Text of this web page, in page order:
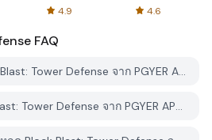
4.9
AFTVnews
4.6
FAQ
ฉันจะดาวน์โหลด Block Blast: Tower Defense จาก PGYER APK HUB อย่างไร?
การดาวน์โหลด Block Blast: Tower Defense จาก PGYER APK HUB ฟรีหรือไม่?